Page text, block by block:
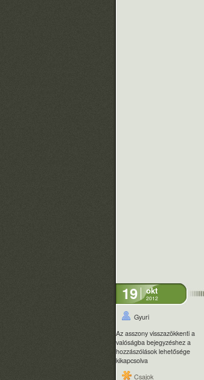
19 okt
2012
Gyuri
Az asszony visszazökkenti a
valóságba bejegyzéshez a
hozzászólások lehetősége
kikapcsolva
Csajok